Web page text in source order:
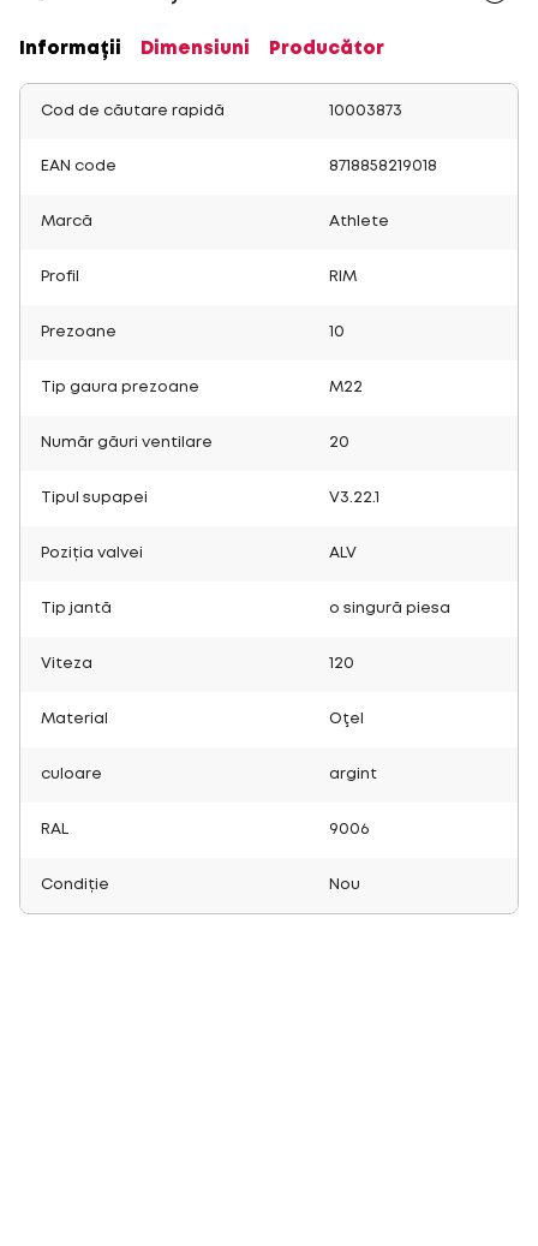
Informații Dimensiuni Producător
Cod de căutare rapidă 10003873
EAN code 8718858219018
Marcă Athlete
Profil RIM
Prezoane 10
Tip gaura prezoane M22
Număr găuri ventilare 20
Tipul supapei V3.22.1
Poziția valvei ALV
Tip jantă o singură piesa
Viteza 120
Material Oţel
culoare argint
RAL 9006
Condiție Nou